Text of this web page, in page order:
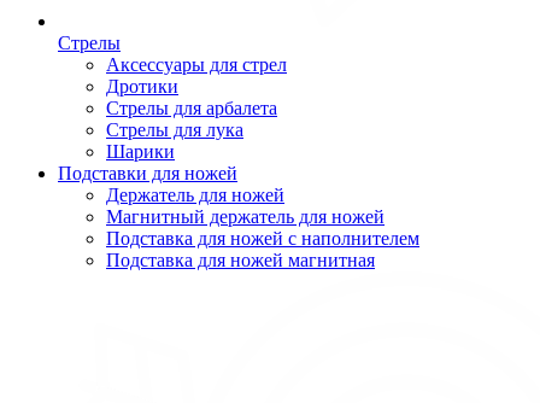
Стрелы
Аксессуары для стрел
Дротики
Стрелы для арбалета
Стрелы для лука
Шарики
Подставки для ножей
Держатель для ножей
Магнитный держатель для ножей
Подставка для ножей с наполнителем
Подставка для ножей магнитная